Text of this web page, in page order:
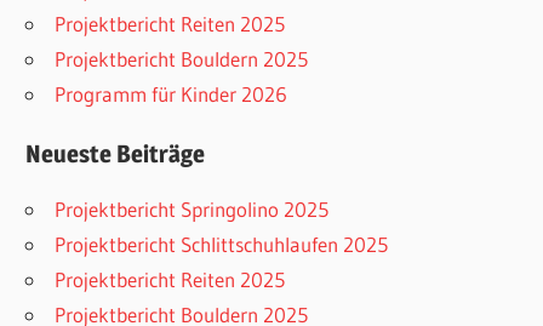
Projektbericht Reiten 2025
Projektbericht Bouldern 2025
Programm für Kinder 2026
Neueste Beiträge
Projektbericht Springolino 2025
Projektbericht Schlittschuhlaufen 2025
Projektbericht Reiten 2025
Projektbericht Bouldern 2025